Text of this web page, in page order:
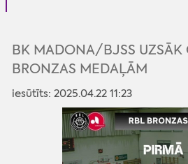
BK MADONA/BJSS UZSĀK
BRONZAS MEDAĻĀM
iesūtīts: 2025.04.22 11:23